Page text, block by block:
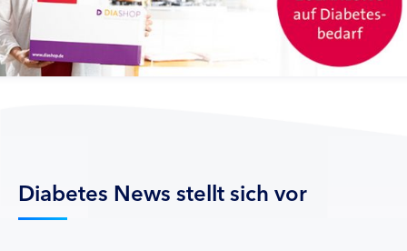
Diabetes News stellt sich vor